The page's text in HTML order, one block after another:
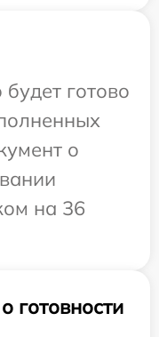
готово
о
на 36
готовности